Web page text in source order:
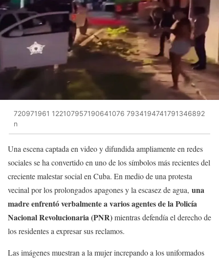
720971961 122107957190641076 7934194741791346892
n
Una escena captada en video y difundida ampliamente en redes
sociales se ha convertido en uno de los símbolos más recientes del
creciente malestar social en Cuba. En medio de una protesta
vecinal por los prolongados apagones y la escasez de agua, una
madre enfrentó verbalmente a varios agentes de la Policía
Nacional Revolucionaria (PNR)mientras defendía el derecho de
los residentes a expresar sus reclamos.
Las imágenes muestran a la mujer increpando a los uniformados